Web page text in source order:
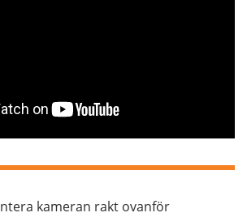
kameran rakt ovanför